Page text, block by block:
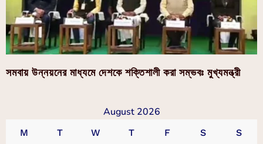
সমবায় উন্নয়নের মাধ্যমে দেশকে শক্তিশালী করা সম্ভবঃ মুখ্যমন্ত্রী
August 2026
M T W T F S S